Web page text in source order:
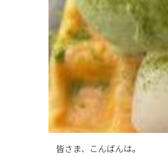
皆さま、こんばんは。